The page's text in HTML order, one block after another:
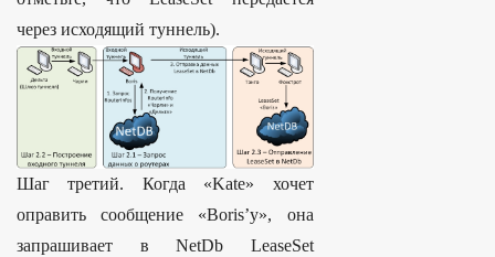
через исходящий туннель).
Шаг третий. Когда «Kate» хочет
оправить сообщение «Boris’у», она
запрашивает в NetDb LeaseSet